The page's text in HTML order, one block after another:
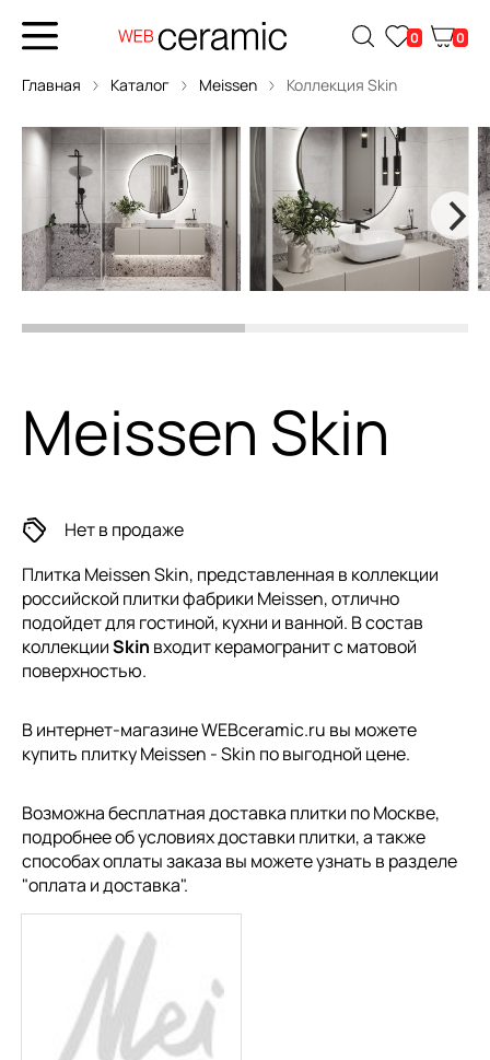
0 0
Главная Каталог Meissen Коллекция Skin
Meissen Skin
Нет в продаже
Плитка Meissen Skin, представленная в коллекции
российской плиткифабрики Meissen, отлично
подойдет для гостиной, кухни и ванной. В состав
коллекцииSkin входит керамогранит с матовой
поверхностью.
В интернет-магазине WEBceramic.ru вы можете
купить плитку Meissen - Skin по выгодной цене.
Возможна бесплатная доставка плитки по Москве,
подробнее об условиях доставки плитки, а также
способах оплаты заказа вы можете узнать в разделе
"оплата и доставка".